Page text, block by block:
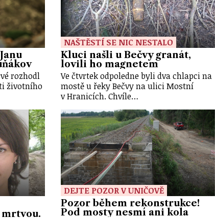
rozhodl
životního
NAŠTĚSTÍ SE NIC NESTALO
Kluci našli u Bečvy granát,
lovili ho magnetem
Ve čtvrtek odpoledne byli dva chlapci na
mostě u řeky Bečvy na ulici Mostní
v Hranicích. Chvíle…
DEJTE POZOR V UNIČOVĚ
Pozor během rekonstrukce!
Pod mosty nesmí ani kola